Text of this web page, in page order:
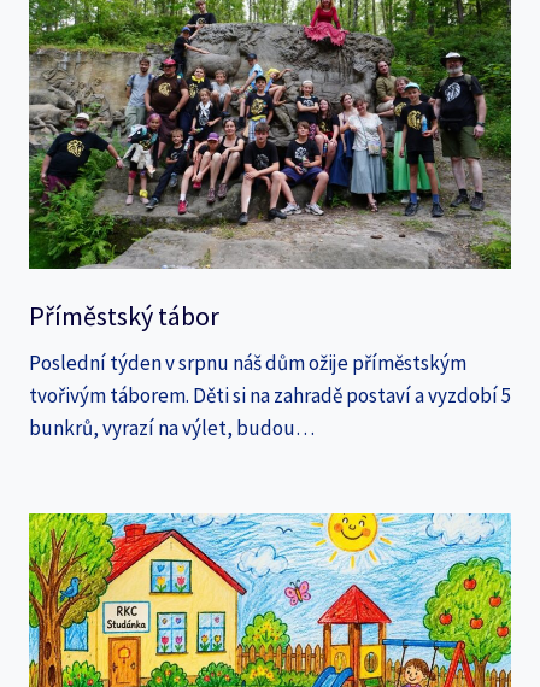
Příměstský tábor
Poslední týden v srpnu náš dům ožije příměstským
tvořivým táborem. Děti si na zahradě postaví a vyzdobí 5
bunkrů, vyrazí na výlet, budou…